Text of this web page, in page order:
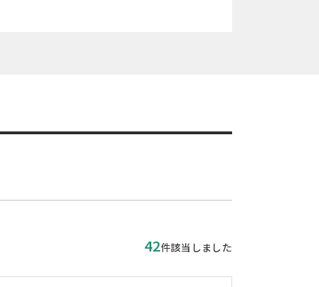
42件該当しました